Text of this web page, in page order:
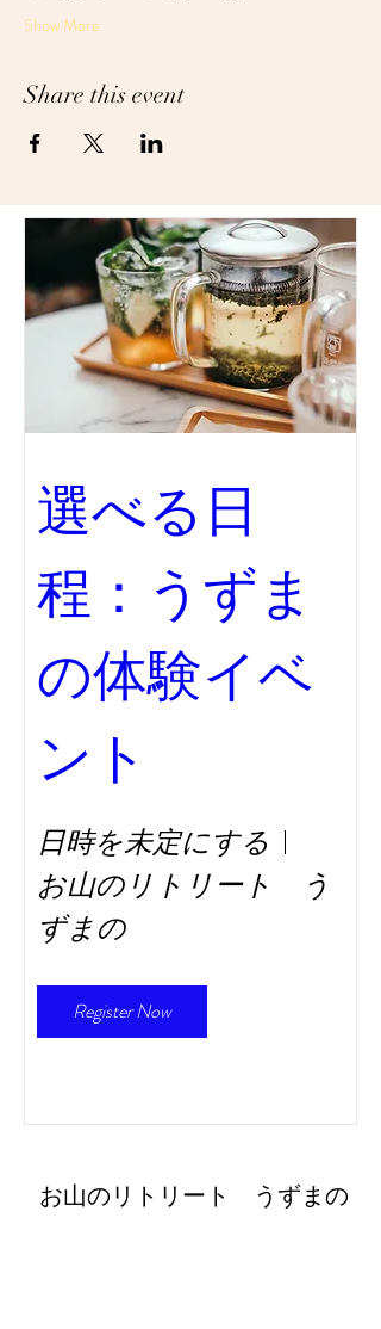
Show More
Share this event
選べる日
程：うずま
の体験イベ
ント
日時を未定にする
お山のリトリート う
ずまの
Register Now
​お山のリトリート うずまの